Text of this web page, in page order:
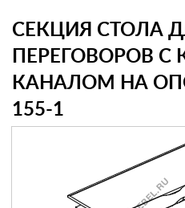
О компании
Доставка и сборка
Гос. заказчикам
Заказ каталога
СЕКЦИЯ СТОЛА
ПЕРЕГОВОРОВ С
КАНАЛОМ НА
155-1